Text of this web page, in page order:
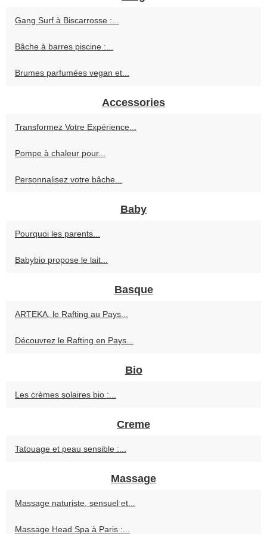
Gang Surf à Biscarrosse :...
Bâche à barres piscine :...
Brumes parfumées vegan et...
Accessories
Transformez Votre Expérience...
Pompe à chaleur pour...
Personnalisez votre bâche...
Baby
Pourquoi les parents...
Babybio propose le lait...
Basque
ARTEKA, le Rafting au Pays...
Découvrez le Rafting en Pays...
Bio
Les crèmes solaires bio :...
Creme
Tatouage et peau sensible :...
Massage
Massage naturiste, sensuel et...
Massage Head Spa à Paris :...